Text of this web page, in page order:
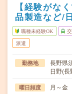
【経験がな
品製造など/
職種未経験OK
派遣
勤務地
長野県
日野(
曜日頻度 月～金